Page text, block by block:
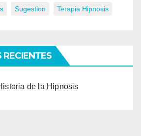
Sugestion Terapia Hipnosis
de la Hipnosis